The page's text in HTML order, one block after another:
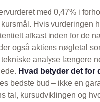
med 0,47% i
Hvis vurderingen
afkast inden for de
også aktiens nøgletal
tekniske analyse længere
Hvad betyder det for
bedste bud – ikke en
tal, kursudviklingen og